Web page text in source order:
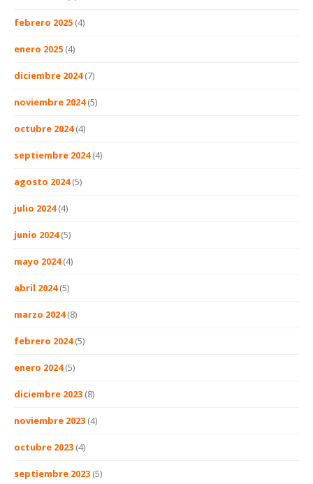
febrero 2025 (4)
enero 2025 (4)
diciembre 2024(7)
noviembre 2024(5)
octubre 2024(4)
septiembre 2024(4)
agosto 2024(5)
julio 2024(4)
junio 2024(5)
mayo 2024(4)
abril 2024(5)
marzo 2024(8)
febrero 2024(5)
enero 2024(5)
diciembre 2023 (8)
noviembre 2023 (4)
octubre 2023 (4)
septiembre 2023 (5)